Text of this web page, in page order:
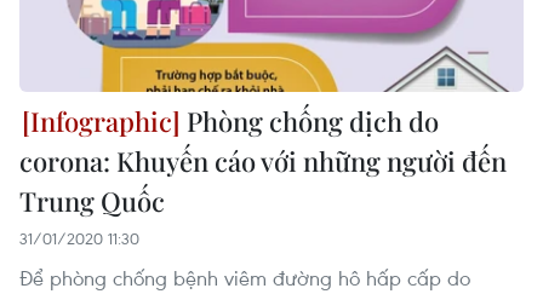
Phòng chống dịch do
corona: Khuyến cáo với những người đến
Trung Quốc
31/01/2020 11:30
Để phòng chống bệnh viêm đường hô hấp cấp do